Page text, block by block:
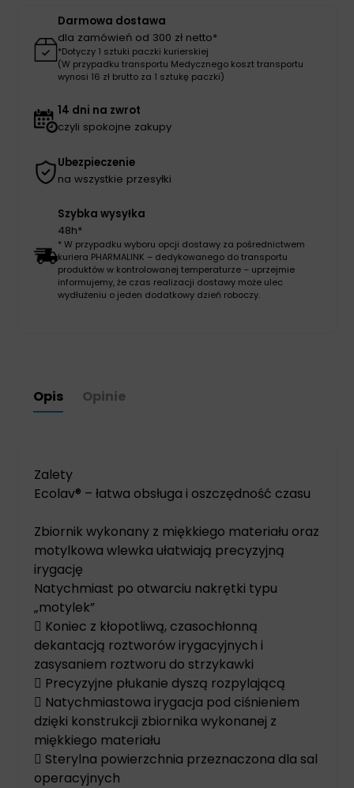
Darmowa dostawa
dla zamówień od 300 zł netto*
*Dotyczy 1 sztuki paczki kurierskiej
(W przypadku transportu Medycznego koszt transportu
wynosi 16 zł brutto za 1 sztukę paczki)
14 dni na zwrot
czyli spokojne zakupy
Ubezpieczenie
na wszystkie przesyłki
Szybka wysyłka
48h*
* W przypadku wyboru opcji dostawy za pośrednictwem
kuriera PHARMALINK – dedykowanego do transportu
produktów w kontrolowanej temperaturze – uprzejmie
informujemy, że czas realizacji dostawy może ulec
wydłużeniu o jeden dodatkowy dzień roboczy.
Opis Opinie
Zalety
Ecolav® – łatwa obsługa i oszczędność czasu
Zbiornik wykonany z miękkiego materiału oraz
motylkowa wlewka ułatwiają precyzyjną
irygację
Natychmiast po otwarciu nakrętki typu
„motylek”
 Koniec z kłopotliwą, czasochłonną
dekantacją roztworów irygacyjnych i
zasysaniem roztworu do strzykawki
 Precyzyjne płukanie dyszą rozpylającą
 Natychmiastowa irygacja pod ciśnieniem
dzięki konstrukcji zbiornika wykonanej z
miękkiego materiału
 Sterylna powierzchnia przeznaczona dla sal
operacyjnych